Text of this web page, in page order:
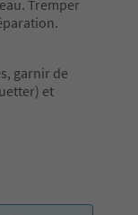
Tremper
garnir de
et